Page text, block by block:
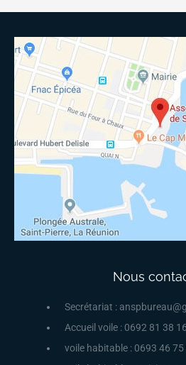
Nous
Secrétariat :
Accueil voile : 0692 81 38 16
voile habitable : 0693 46 75